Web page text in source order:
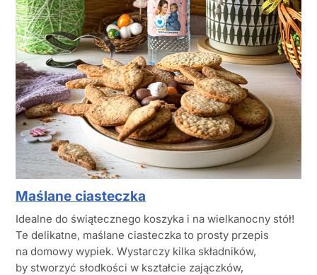
Maślane ciasteczka
Idealne do świątecznego koszyka i na wielkanocny stół!
Te delikatne, maślane ciasteczka to prosty przepis
na domowy wypiek. Wystarczy kilka składników,
by stworzyć słodkości w kształcie zajączków,